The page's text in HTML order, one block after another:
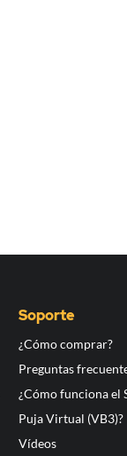
Soporte
¿Cómo comprar?
Preguntas
¿Cómo funciona el
Puja Virtual (VB3)?
Vídeos